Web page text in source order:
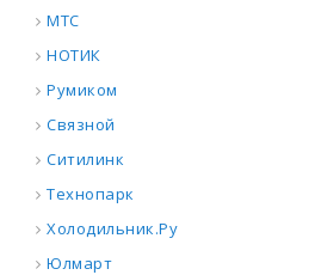
МТС
НОТИК
Румиком
Связной
Ситилинк
Технопарк
Холодильник.Ру
Юлмарт